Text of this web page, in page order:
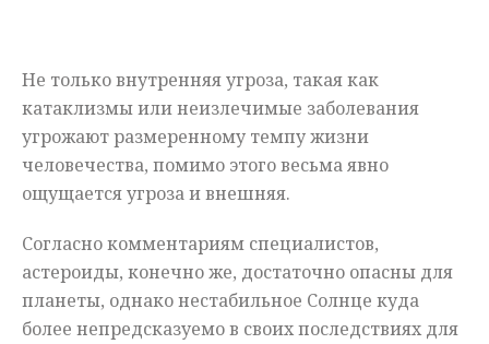
Происшествия
Не только внутренняя угроза, такая как
катаклизмы или неизлечимые заболевания
угрожают размеренному темпу жизни
человечества, помимо этого весьма явно
ощущается угроза и внешняя.
Согласно комментариям специалистов,
астероиды, конечно же, достаточно опасны для
планеты, однако нестабильное Солнце куда
более непредсказуемо в своих последствиях для